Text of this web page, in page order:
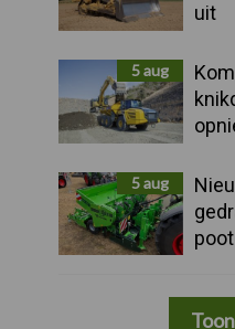
uit
5 aug
5 aug